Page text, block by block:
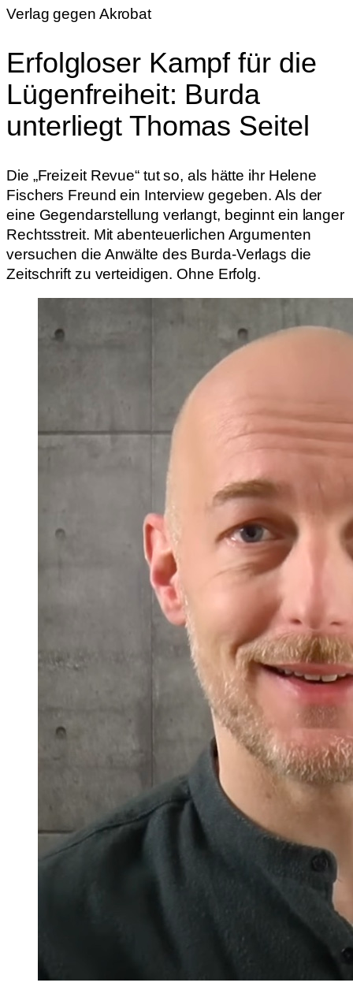
Verlag gegen Akrobat
Erfolgloser Kampf für die
Lügenfreiheit: Burda
unterliegt Thomas Seitel
Die „Freizeit Revue“ tut so, als hätte ihr Helene
Fischers Freund ein Interview gegeben. Als der
eine Gegendarstellung verlangt, beginnt ein langer
Rechtsstreit. Mit abenteuerlichen Argumenten
versuchen die Anwälte des Burda-Verlags die
Zeitschrift zu verteidigen. Ohne Erfolg.